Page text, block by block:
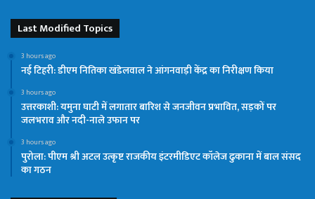
Last Modified Topics
3 hours ago
नई टिहरी: डीएम नितिका खंडेलवाल ने आंगनवाड़ी केंद्र का निरीक्षण किया
3 hours ago
उत्तरकाशी: यमुना घाटी में लगातार बारिश से जनजीवन प्रभावित, सड़कों पर
जलभराव और नदी-नाले उफान पर
3 hours ago
पुरोला: पीएम श्री अटल उत्कृष्ट राजकीय इंटरमीडिएट कॉलेज ढुकाना में बाल संसद
का गठन